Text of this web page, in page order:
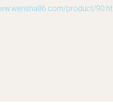
product/